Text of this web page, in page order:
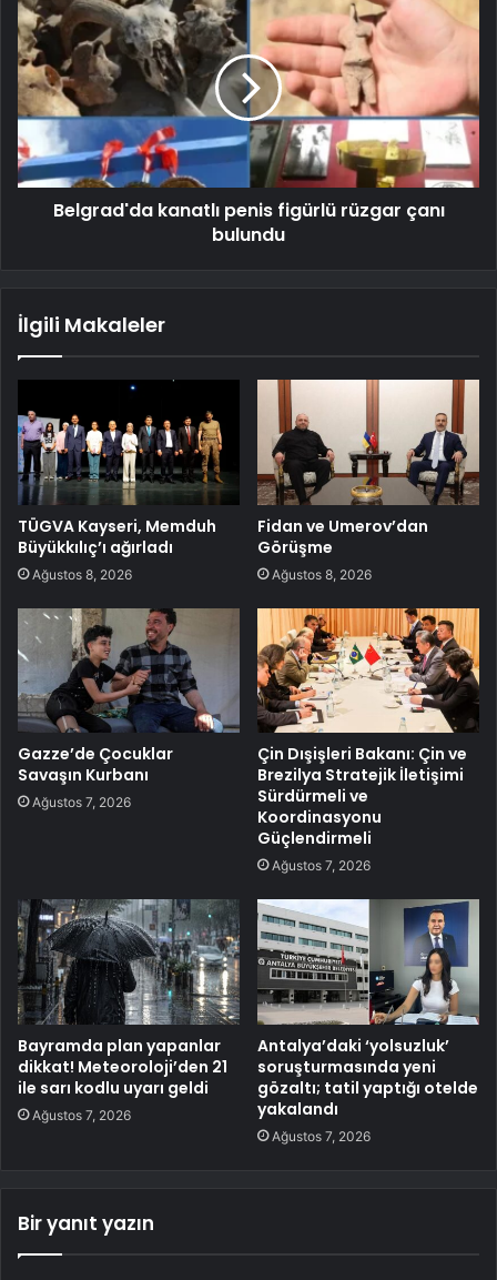
Belgrad'da kanatlı penis figürlü rüzgar çanı
bulundu
İlgili Makaleler
TÜGVA Kayseri, Memduh
Büyükkılıç’ı ağırladı
Ağustos 8, 2026
Fidan ve Umerov’dan
Görüşme
Ağustos 8, 2026
Gazze’de Çocuklar
Savaşın Kurbanı
Ağustos 7, 2026
Çin Dışişleri Bakanı: Çin ve
Brezilya Stratejik İletişimi
Sürdürmeli ve
Koordinasyonu
Güçlendirmeli
Ağustos 7, 2026
Bayramda plan yapanlar
dikkat! Meteoroloji’den 21
ile sarı kodlu uyarı geldi
Ağustos 7, 2026
Antalya’daki ‘yolsuzluk’
soruşturmasında yeni
gözaltı; tatil yaptığı otelde
yakalandı
Ağustos 7, 2026
Bir yanıt yazın